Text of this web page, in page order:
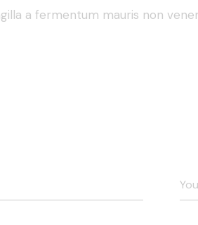
a fermentum mauris non